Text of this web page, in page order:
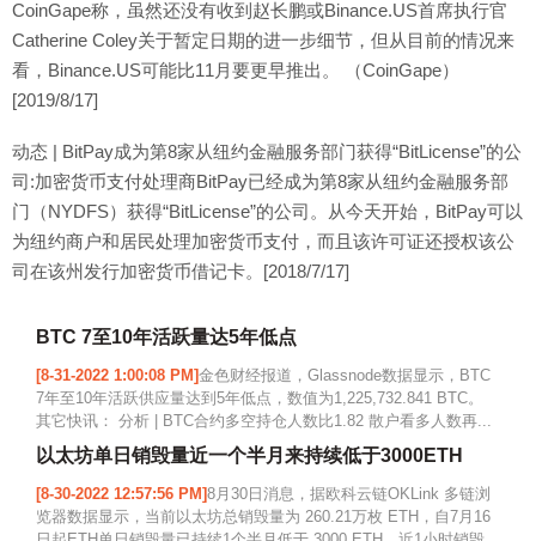
CoinGape称，虽然还没有收到赵长鹏或Binance.US首席执行官
Catherine Coley关于暂定日期的进一步细节，但从目前的情况来
看，Binance.US可能比11月要更早推出。 （CoinGape）
[2019/8/17]
动态 | BitPay成为第8家从纽约金融服务部门获得“BitLicense”的公
司:加密货币支付处理商BitPay已经成为第8家从纽约金融服务部
门（NYDFS）获得“BitLicense”的公司。从今天开始，BitPay可以
为纽约商户和居民处理加密货币支付，而且该许可证还授权该公
司在该州发行加密货币借记卡。[2018/7/17]
BTC 7至10年活跃量达5年低点
[8-31-2022 1:00:08 PM]金色财经报道，Glassnode数据显示，BTC
7年至10年活跃供应量达到5年低点，数值为1,225,732.841 BTC。
其它快讯： 分析 | BTC合约多空持仓人数比1.82 散户看多人数再...
以太坊单日销毁量近一个半月来持续低于3000ETH
[8-30-2022 12:57:56 PM]8月30日消息，据欧科云链OKLink 多链浏
览器数据显示，当前以太坊总销毁量为 260.21万枚 ETH，自7月16